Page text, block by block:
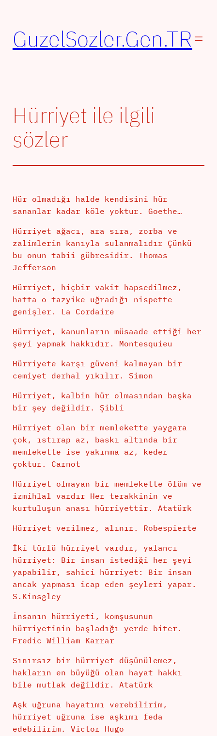
GuzelSozler.Gen.TR
Hürriyet ile ilgili
sözler
Hür olmadığı halde kendisini hür
sananlar kadar köle yoktur. Goethe…
Hürriyet ağacı, ara sıra, zorba ve
zalimlerin kanıyla sulanmalıdır Çünkü
bu onun tabii gübresidir. Thomas
Jefferson
Hürriyet, hiçbir vakit hapsedilmez,
hatta o tazyike uğradığı nispette
genişler. La Cordaire
Hürriyet, kanunların müsaade ettiği her
şeyi yapmak hakkıdır. Montesquieu
Hürriyete karşı güveni kalmayan bir
cemiyet derhal yıkılır. Simon
Hürriyet, kalbin hür olmasından başka
bir şey değildir. Şibli
Hürriyet olan bir memlekette yaygara
çok, ıstırap az, baskı altında bir
memlekette ise yakınma az, keder
çoktur. Carnot
Hürriyet olmayan bir memlekette ölüm ve
izmihlal vardır Her terakkinin ve
kurtuluşun anası hürriyettir. Atatürk
Hürriyet verilmez, alınır. Robespierte
İki türlü hürriyet vardır, yalancı
hürriyet: Bir insan istediği her şeyi
yapabilir, sahici hürriyet: Bir insan
ancak yapması icap eden şeyleri yapar.
S.Kinsgley
İnsanın hürriyeti, komşusunun
hürriyetinin başladığı yerde biter.
Fredic William Karrar
Sınırsız bir hürriyet düşünülemez,
hakların en büyüğü olan hayat hakkı
bile mutlak değildir. Atatürk
Aşk uğruna hayatımı verebilirim,
hürriyet uğruna ise aşkımı feda
edebilirim. Victor Hugo